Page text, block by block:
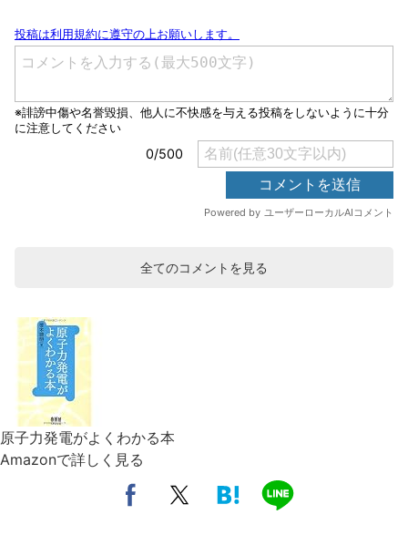
全てのコメントを見る
原子力発電がよくわかる本
Amazonで詳しく見る